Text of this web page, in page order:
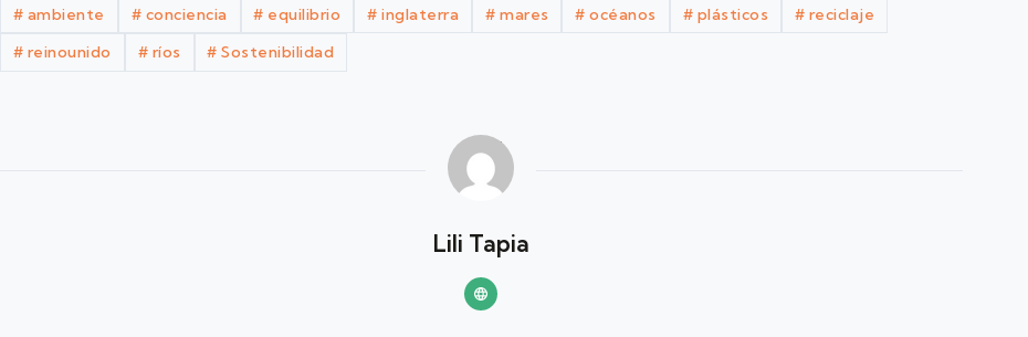
# ambiente # conciencia # equilibrio # inglaterra # mares # océanos # plásticos # reciclaje
# reinounido # ríos # Sostenibilidad
Lili Tapia